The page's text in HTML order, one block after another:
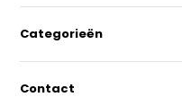
Categorieën
Contact